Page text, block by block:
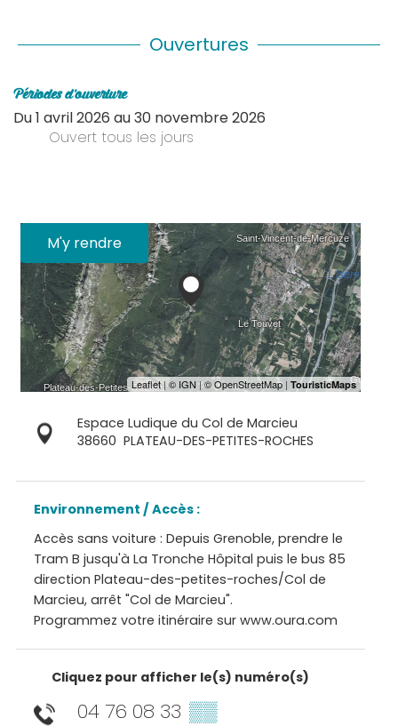
Ouvertures
Périodes d'ouverture
Du1 avril 2026 au30 novembre 2026
Ouvert tous les jours
M'y rendre
Espace Ludique du Col de Marcieu
38660 PLATEAU-DES-PETITES-ROCHES
Environnement / Accès :
Accès sans voiture : Depuis Grenoble, prendre le
Tram B jusqu'à La Tronche Hôpital puis le bus 85
direction Plateau-des-petites-roches/Col de
Marcieu, arrêt "Col de Marcieu".
Programmez votre itinéraire sur www.oura.com
Cliquez pour afficher le(s) numéro(s)
04 76 08 33 ▒▒